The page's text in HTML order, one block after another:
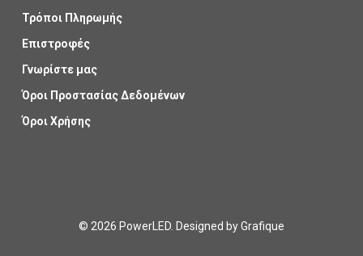
Τρόποι Πληρωμής
Επιστροφές
Γνωρίστε μας
Όροι Προστασίας Δεδομένων
Όροι Χρήσης
© 2026 PowerLED. Designed byGrafique